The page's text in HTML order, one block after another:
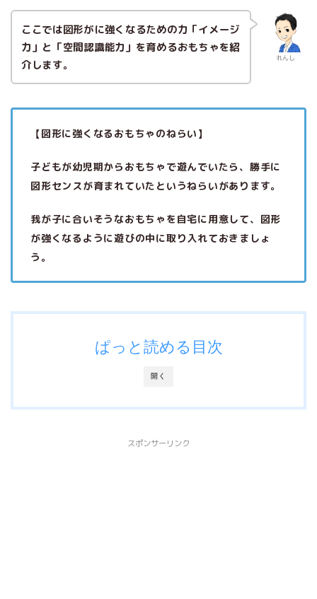
れんし
ここでは図形がに強くなるための力「イメージ
力」と「空間認識能力」を育めるおもちゃを紹
介します。
【図形に強くなるおもちゃのねらい】
子どもが幼児期からおもちゃで遊んでいたら、勝手に
図形センスが育まれていたというねらいがあります。
我が子に合いそうなおもちゃを自宅に用意して、図形
が強くなるように遊びの中に取り入れておきましょ
う。
開く
ぱっと読める目次
スポンサーリンク